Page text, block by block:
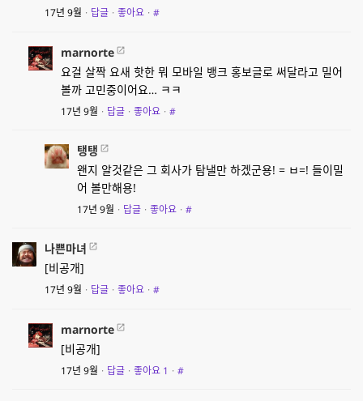
17년 9월 · 답글 · 좋아요 · #
marnorte
요걸 살짝 요새 핫한 뭐 모바일 뱅크 홍보글로 써달라고 밀어
볼까 고민중이어요… ㅋㅋ
17년 9월 · 답글 · 좋아요 · #
탱탱
왠지 알것같은 그 회사가 탐낼만 하겠군용! = ㅂ=! 들이밀
어 볼만해용!
17년 9월 · 답글 · 좋아요 · #
나쁜마녀
[비공개]
17년 9월 · 답글 · 좋아요 · #
marnorte
[비공개]
17년 9월 · 답글 · 좋아요 1 · #